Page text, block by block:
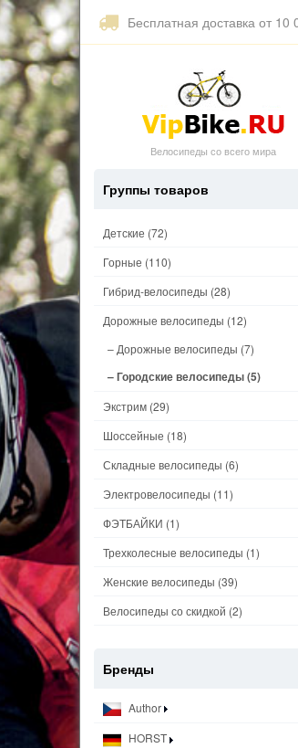
Бесплатная доставка от 10
Велосипеды со всего мира
Группы товаров
Детские (72)
Горные (110)
Гибрид-велосипеды (28)
Дорожные велосипеды (12)
– Дорожные велосипеды (7)
– Городские велосипеды(5)
Экстрим (29)
Шоссейные (18)
Складные велосипеды (6)
Электровелосипеды (11)
ФЭТБАЙКИ (1)
Трехколесные велосипеды (1)
Женские велосипеды (39)
Велосипеды со скидкой (2)
Бренды
Author
HORST